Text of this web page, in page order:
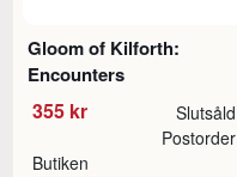
Gloom of Kilforth:
Encounters
355 kr Slutsåld
Butiken
Postorder